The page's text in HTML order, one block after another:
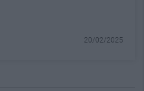
20/02/2025